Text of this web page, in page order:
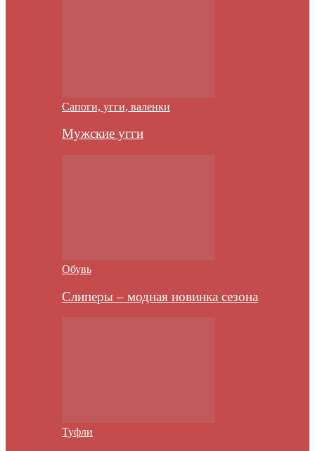
Сапоги, угги, валенки
Мужские угги
Обувь
Слиперы – модная новинка сезона
Туфли